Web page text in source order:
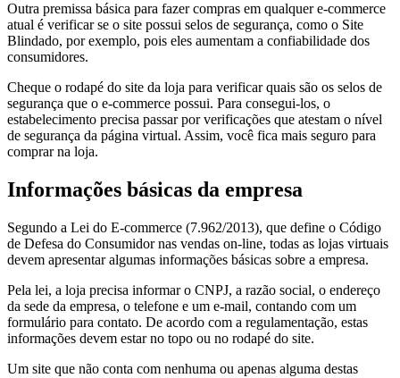
Outra premissa básica para fazer compras em qualquer e-commerce
atual é verificar se o site possui selos de segurança, como o Site
Blindado, por exemplo, pois eles aumentam a confiabilidade dos
consumidores.
Cheque o rodapé do site da loja para verificar quais são os selos de
segurança que o e-commerce possui. Para consegui-los, o
estabelecimento precisa passar por verificações que atestam o nível
de segurança da página virtual. Assim, você fica mais seguro para
comprar na loja.
Informações básicas da empresa
Segundo a Lei do E-commerce (7.962/2013), que define o Código
de Defesa do Consumidor nas vendas on-line, todas as lojas virtuais
devem apresentar algumas informações básicas sobre a empresa.
Pela lei, a loja precisa informar o CNPJ, a razão social, o endereço
da sede da empresa, o telefone e um e-mail, contando com um
formulário para contato. De acordo com a regulamentação, estas
informações devem estar no topo ou no rodapé do site.
Um site que não conta com nenhuma ou apenas alguma destas